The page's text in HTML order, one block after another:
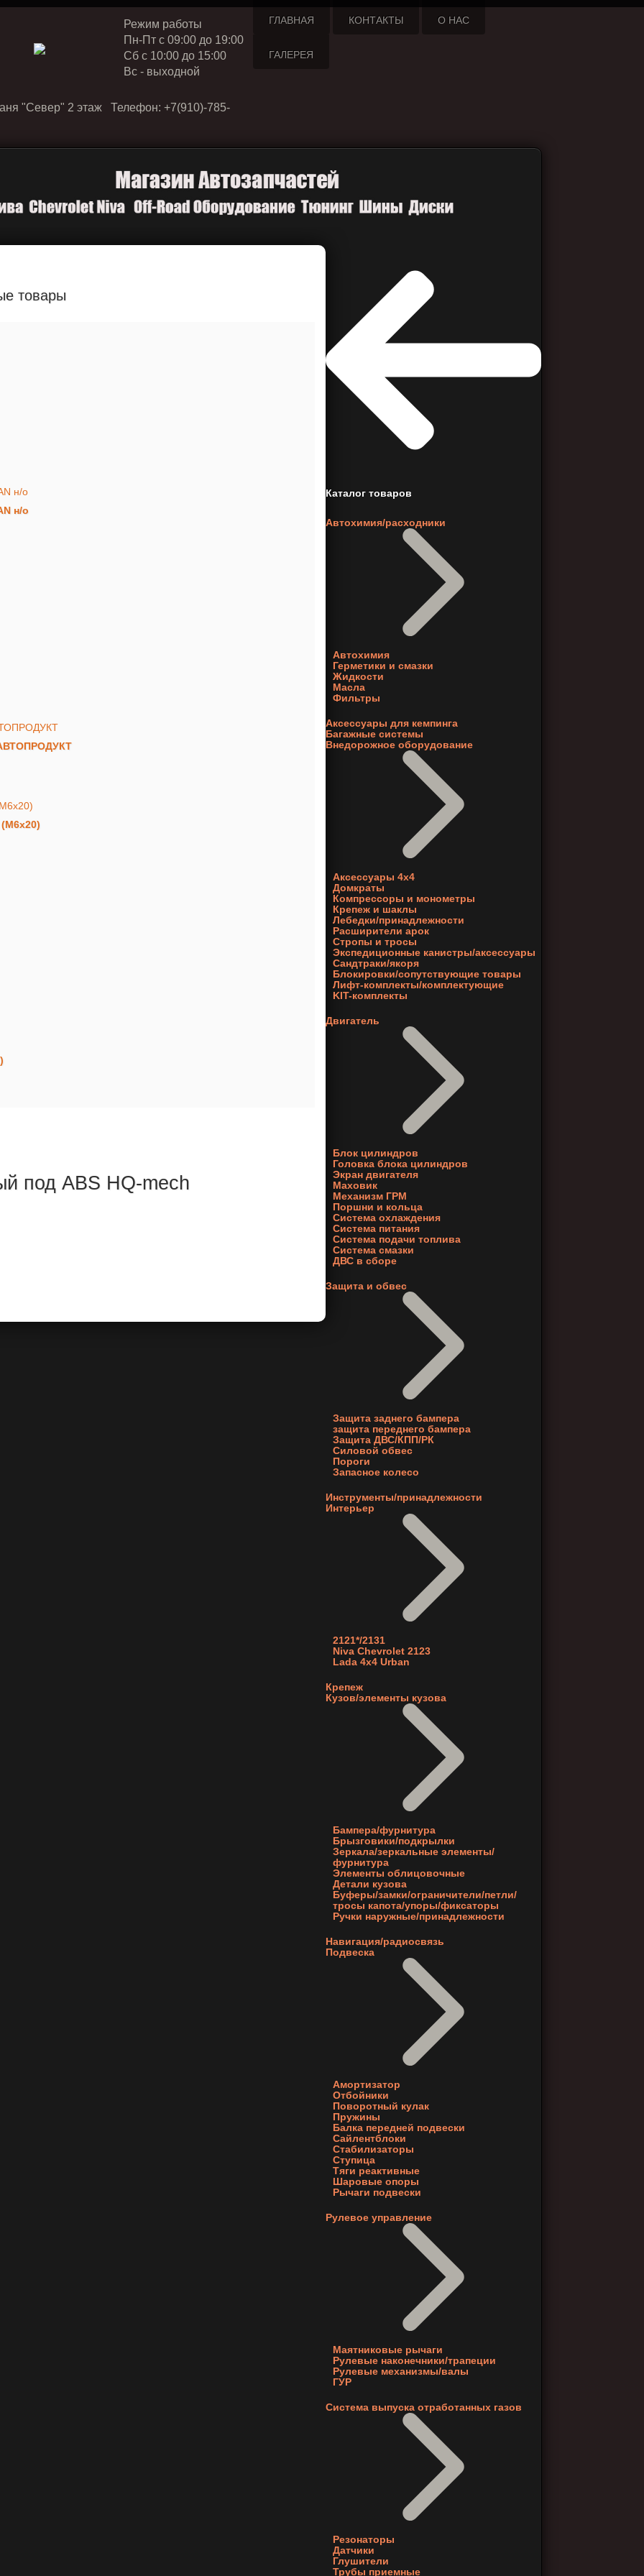
Режим работы
Пн-Пт с 09:00 до 19:00
Cб с 10:00 до 15:00
Вс - выходной
"Север" 2 этаж Телефон: +7(910)-785-
ГЛАВНАЯ КОНТАКТЫ О НАС
ГАЛЕРЕЯ
товары
н/о
АВТОПРОДУКТ
под ABS HQ-mech
Каталог товаров
Автохимия/расходники
Автохимия
Герметики и смазки
Жидкости
Масла
Фильтры
Аксессуары для кемпинга
Багажные системы
Внедорожное оборудование
Аксессуары 4х4
Домкраты
Компрессоры и монометры
Крепеж и шаклы
Лебедки/принадлежности
Расширители арок
Стропы и тросы
Экспедиционные канистры/аксессуары
Сандтраки/якоря
Блокировки/сопутствующие товары
Лифт-комплекты/комплектующие
KIT-комплекты
Двигатель
Блок цилиндров
Головка блока цилиндров
Экран двигателя
Маховик
Механизм ГРМ
Поршни и кольца
Система охлаждения
Система питания
Система подачи топлива
Система смазки
ДВС в сборе
Защита и обвес
Защита заднего бампера
защита переднего бампера
Защита ДВС/КПП/РК
Силовой обвес
Пороги
Запасное колесо
Инструменты/принадлежности
Интерьер
2121*/2131
Niva Chevrolet 2123
Lada 4x4 Urban
Крепеж
Кузов/элементы кузова
Бампера/фурнитура
Брызговики/подкрылки
Зеркала/зеркальные элементы/
фурнитура
Элементы облицовочные
Детали кузова
Буферы/замки/ограничители/петли/
тросы капота/упоры/фиксаторы
Ручки наружные/принадлежности
Навигация/радиосвязь
Подвеска
Амортизатор
Отбойники
Поворотный кулак
Пружины
Балка передней подвески
Сайлентблоки
Стабилизаторы
Ступица
Тяги реактивные
Шаровые опоры
Рычаги подвески
Рулевое управление
Маятниковые рычаги
Рулевые наконечники/трапеции
Рулевые механизмы/валы
ГУР
Система выпуска отработанных газов
Резонаторы
Датчики
Глушители
Трубы приемные